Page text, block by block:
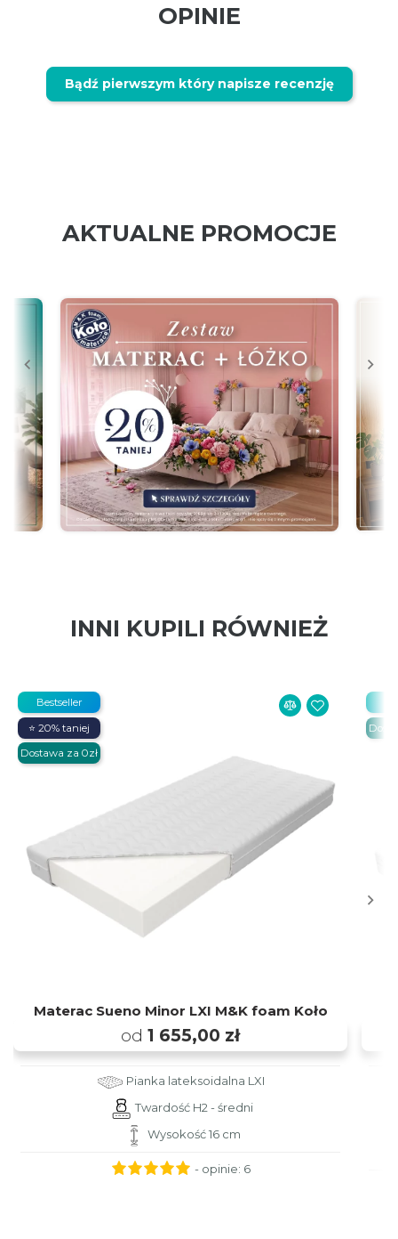
OPINIE
Bądź pierwszym który napisze recenzję
AKTUALNE PROMOCJE
INNI KUPILI RÓWNIEŻ
Materac Sueno Minor LXI M&K foam Koło
od 1 655,00 zł
Pianka lateksoidalna LXI
Twardość H2 - średni
Wysokość 16 cm
Bestseller
⭐ 20% taniej
Dostawa za 0zł
- opinie: 6